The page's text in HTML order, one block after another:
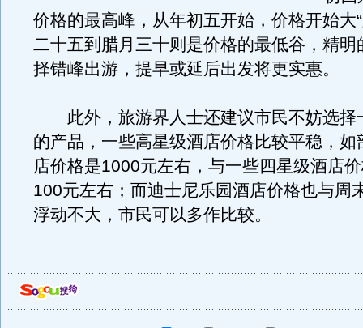
价格的最高峰，从年初五开始，价格开始大
二十五到腊月三十则是价格的最低谷，精明
择错峰出游，提早或延后出发将更实惠。
此外，旅游界人士还建议市民不妨选择
的产品，一些高星级酒店价格比较平稳，如
店价格是1000元左右，与一些四星级酒店
100元左右；而迪士尼乐园酒店价格也与周
浮动不大，市民可以多作比较。